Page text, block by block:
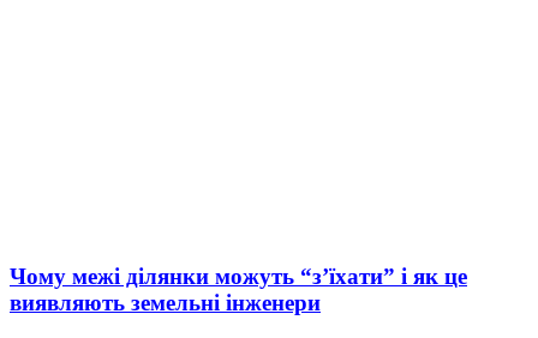
Чому межі ділянки можуть “з’їхати” і як це
виявляють земельні інженери